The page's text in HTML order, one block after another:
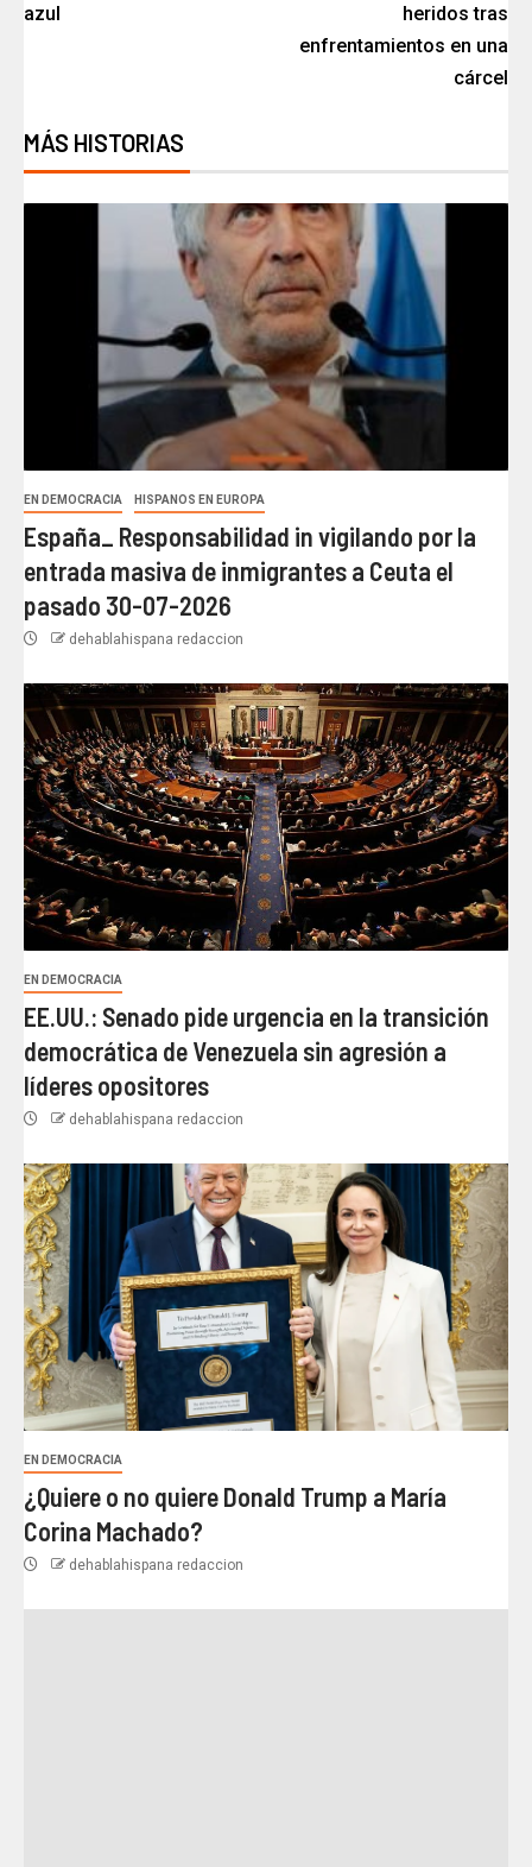
azul
heridos tras
enfrentamientos en una
cárcel
MÁS HISTORIAS
EN DEMOCRACIA HISPANOS EN EUROPA
España_ Responsabilidad in vigilando por la
entrada masiva de inmigrantes a Ceuta el
pasado 30-07-2026
dehablahispana redaccion
EN DEMOCRACIA
EE.UU.: Senado pide urgencia en la transición
democrática de Venezuela sin agresión a
líderes opositores
dehablahispana redaccion
EN DEMOCRACIA
¿Quiere o no quiere Donald Trump a María
Corina Machado?
dehablahispana redaccion